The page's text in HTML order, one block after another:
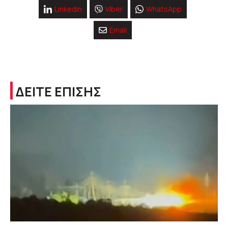
Linkedin Viber WhatsApp
Email
ΔΕΙΤΕ ΕΠΙΣΗΣ